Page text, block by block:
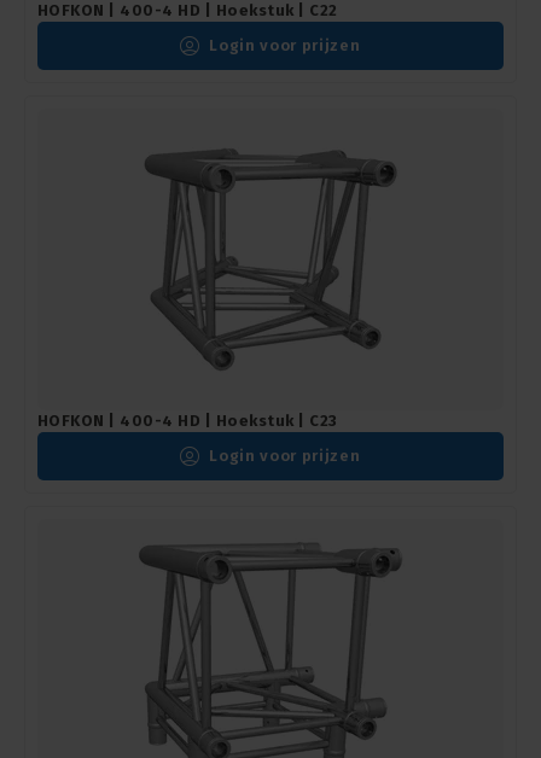
HOFKON | 400-4 HD | Hoekstuk | C22
Login voor prijzen
HOFKON | 400-4 HD | Hoekstuk | C23
Login voor prijzen